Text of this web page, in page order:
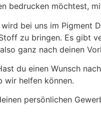
bedrucken möchtest,
bei uns im Pigment
zu bringen. Es gibt
ganz nach deinen
du einen Wunsch
wir helfen können.
persönlichen